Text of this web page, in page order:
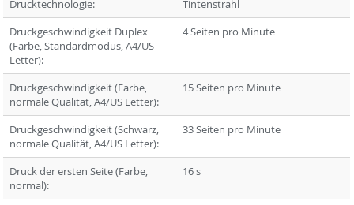
Drucktechnologie:
Tintenstrahl
Druckgeschwindigkeit Duplex
(Farbe, Standardmodus, A4/US
Letter):
4 Seiten pro Minute
Druckgeschwindigkeit (Farbe,
normale Qualität, A4/US Letter):
15 Seiten pro Minute
Druckgeschwindigkeit (Schwarz,
normale Qualität, A4/US Letter):
33 Seiten pro Minute
Druck der ersten Seite (Farbe,
normal):
16 s